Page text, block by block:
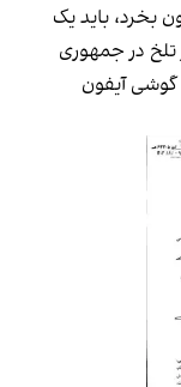
بخرد، باید یک
تلخ در جمهوری
گوشی‌ آیفون